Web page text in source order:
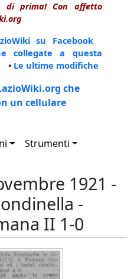
di prima! Con affetto
su Facebook
collegate a questa
• Le ultime modifiche
che
un cellulare
Strumenti
1921 -
-
II 1-0